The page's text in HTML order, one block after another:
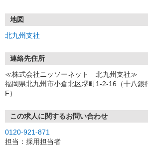
◎応募フォームからのご応募は24時間受付中
（2）面談・登録の実施
ご都合のよいお日にちをお聞かせください。
↓
（3）選考・お仕事のご案内
↓
（4）就業開始
能です。
地図
北九州支社
連絡先住所
≪株式会社ニッソーネット 北九州支社≫
福岡県北九州市小倉北区堺町1-2-16（十八銀
F）
この求人に関するお問い合わせ
0120-921-871
担当：採用担当者